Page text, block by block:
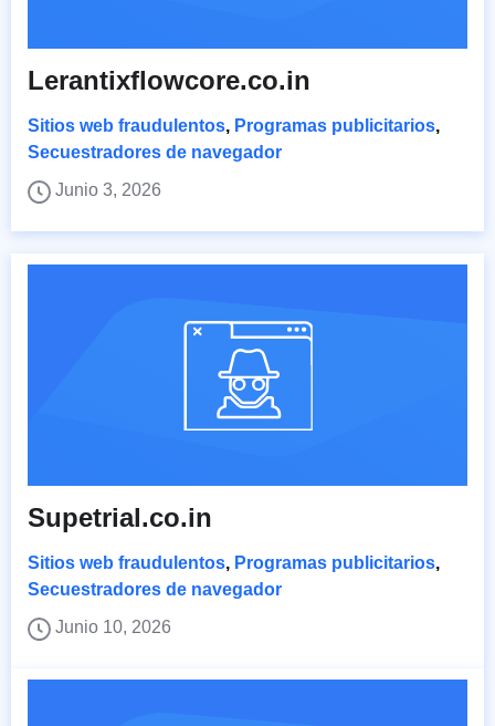
Lerantixflowcore.co.in
Sitios web fraudulentos, Programas publicitarios,
Secuestradores de navegador
Junio 3, 2026
Supetrial.co.in
Sitios web fraudulentos, Programas publicitarios,
Secuestradores de navegador
Junio 10, 2026